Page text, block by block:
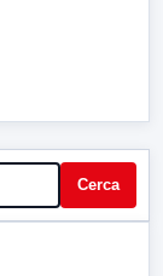
Cerca